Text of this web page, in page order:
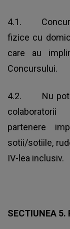
4.1.
fizice cu
care au
Concursului.
4.2. Nu pot
partenere
sotii/sotiile,
IV-lea inclusiv.
SECTIUNEA 5.